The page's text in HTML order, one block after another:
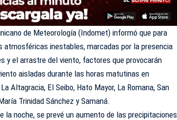
de Meteorología (Indomet) informó que para
atmosféricas inestables, marcadas por la presencia
y el arrastre del viento, factores que provocarán
aisladas durante las horas matutinas en
Altagracia, El Seibo, Hato Mayor, La Romana, San
Trinidad Sánchez y Samaná.
la noche, se prevé un aumento de las precipitaciones